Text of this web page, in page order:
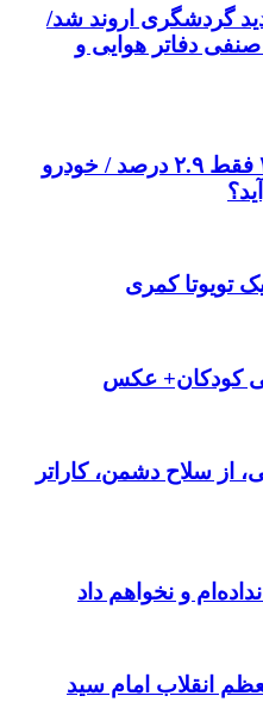
گردشگری اروند شد/
دفاتر هوایی و
دلار ۴ درصد ریخت، ۲۰۷ فقط ۲.۹ درصد / خودرو
کودکان+ عکس
از سلاح دشمن، کاراتر
و نخواهم داد
انقلاب امام سید